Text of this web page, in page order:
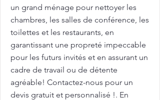
un grand ménage pour nettoyer les
chambres, les salles de conférence, les
toilettes et les restaurants, en
garantissant une propreté impeccable
pour les futurs invités et en assurant un
cadre de travail ou de détente
agréable! Contactez-nous pour un
devis gratuit et personnalisé !. En